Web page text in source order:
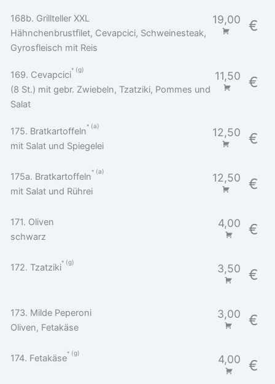
168b. Grillteller XXL 19,00 €
Hähnchenbrustfilet, Cevapcici, Schweinesteak,
Gyrosfleisch mit Reis
169. Cevapcici
g
11,50 €
(8 St.) mit gebr. Zwiebeln, Tzatziki, Pommes und
Salat
175. Bratkartoffeln
a
12,50 €
mit Salat und Spiegelei
175a. Bratkartoffeln
a
12,50 €
mit Salat und Rührei
171. Oliven 4,00 €
schwarz
172. Tzatziki
g
3,50 €
173. Milde Peperoni 3,00 €
Oliven, Fetakäse
174. Fetakäse
g
4,00 €